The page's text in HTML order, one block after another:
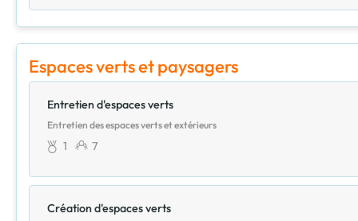
Espaces verts et paysagers
Entretien d'espaces verts
Entretien des espaces verts et extérieurs
1 7
Création d'espaces verts